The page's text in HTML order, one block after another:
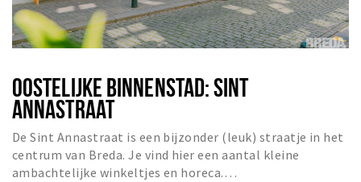
OOSTELIJKE BINNENSTAD: SINT
ANNASTRAAT
De Sint Annastraat is een bijzonder (leuk) straatje in het
centrum van Breda. Je vind hier een aantal kleine
ambachtelijke winkeltjes en horeca.…